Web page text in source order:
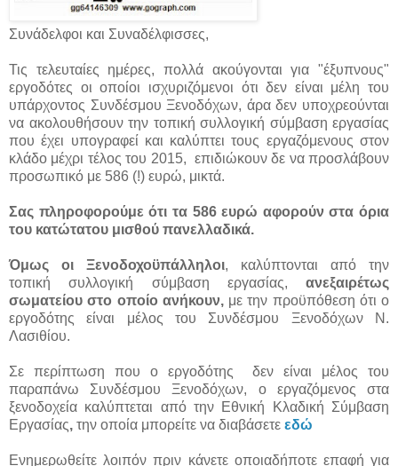
Συνάδελφοι και Συναδέλφισσες,
Τις τελευταίες ημέρες, πολλά ακούγονται για "έξυπνους"
εργοδότες οι οποίοι ισχυριζόμενοι ότι δεν είναι μέλη του
υπάρχοντος Συνδέσμου Ξενοδόχων, άρα δεν υποχρεούνται
να ακολουθήσουν την τοπική συλλογική σύμβαση εργασίας
που έχει υπογραφεί και καλύπτει τους εργαζόμενους στον
κλάδο μέχρι τέλος του 2015, επιδιώκουν δε να προσλάβουν
προσωπικό με 586 (!) ευρώ, μικτά.
Σας πληροφορούμε ότι τα 586 ευρώ αφορούν στα όρια
του κατώτατου μισθού πανελλαδικά.
Όμως οι Ξενοδοχοϋπάλληλοι, καλύπτονται από την
τοπική συλλογική σύμβαση εργασίας, ανεξαιρέτως
σωματείου στο οποίο ανήκουν,με την προϋπόθεση ότι ο
εργοδότης είναι μέλος του Συνδέσμου Ξενοδόχων Ν.
Λασιθίου.
Σε περίπτωση που ο εργοδότης δεν είναι μέλος του
παραπάνω Συνδέσμου Ξενοδόχων, ο εργαζόμενος στα
ξενοδοχεία καλύπτεται από την Εθνική Κλαδική Σύμβαση
Εργασίας, την οποία μπορείτε να διαβάσετε εδώ
Ενημερωθείτε λοιπόν πριν κάνετε οποιαδήποτε επαφή για